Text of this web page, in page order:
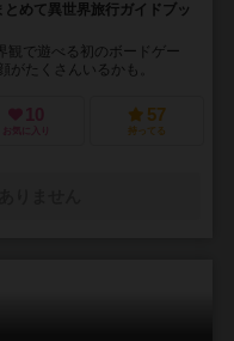
めて異世界旅行ガイドブッ
観で遊べる初のボードゲー
がたくさんいるかも。
10
お気に入り
57
持ってる